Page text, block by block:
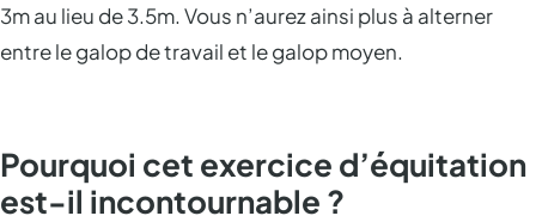
3m au lieu de 3.5m. Vous n’aurez ainsi plus à alterner
entre le galop de travail et le galop moyen.
Pourquoi cet exercice d’équitation
est-il incontournable ?